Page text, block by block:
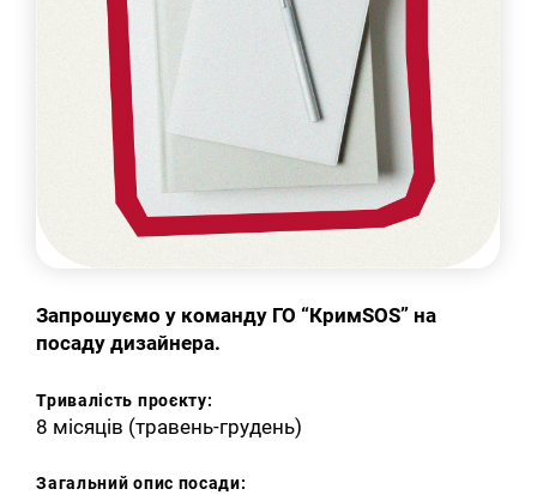
Запрошуємо у команду ГО “КримSOS” на
посаду дизайнера.
Тривалість проєкту:
8 місяців (травень-грудень)
Загальний опис посади: